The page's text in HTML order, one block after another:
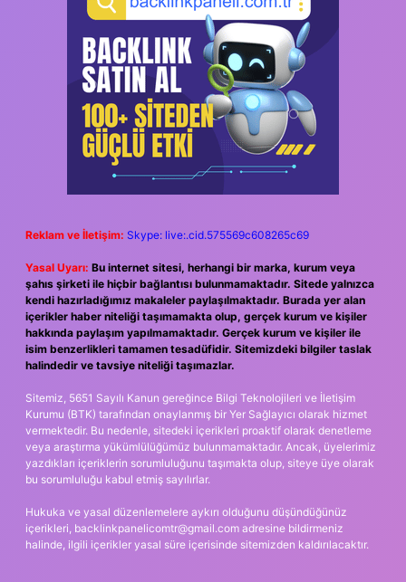
Reklam ve İletişim: Skype: live:.cid.575569c608265c69
Yasal Uyarı: Bu internet sitesi, herhangi bir marka, kurum veya
şahıs şirketi ile hiçbir bağlantısı bulunmamaktadır. Sitede yalnızca
kendi hazırladığımız makaleler paylaşılmaktadır. Burada yer alan
içerikler haber niteliği taşımamakta olup, gerçek kurum ve kişiler
hakkında paylaşım yapılmamaktadır. Gerçek kurum ve kişiler ile
isim benzerlikleri tamamen tesadüfidir. Sitemizdeki bilgiler taslak
halindedir ve tavsiye niteliği taşımazlar.
Sitemiz, 5651 Sayılı Kanun gereğince Bilgi Teknolojileri ve İletişim
Kurumu (BTK) tarafından onaylanmış bir Yer Sağlayıcı olarak hizmet
vermektedir. Bu nedenle, sitedeki içerikleri proaktif olarak denetleme
veya araştırma yükümlülüğümüz bulunmamaktadır. Ancak, üyelerimiz
yazdıkları içeriklerin sorumluluğunu taşımakta olup, siteye üye olarak
bu sorumluluğu kabul etmiş sayılırlar.
Hukuka ve yasal düzenlemelere aykırı olduğunu düşündüğünüz
içerikleri, backlinkpanelicomtr@gmail.com adresine bildirmeniz
halinde, ilgili içerikler yasal süre içerisinde sitemizden kaldırılacaktır.